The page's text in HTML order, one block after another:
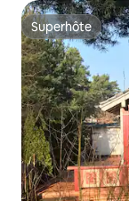
Superhôte
Superhôte